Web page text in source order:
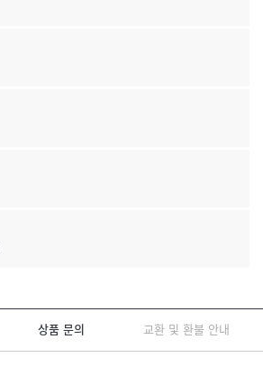
상품 문의 교환 및 환불 안내